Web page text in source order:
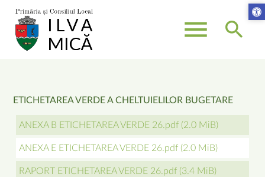
menu search
ETICHETAREA VERDE A CHELTUIELILOR BUGETARE
ANEXA B ETICHETAREA VERDE 26.pdf (2.0 MiB)
ANEXA E ETICHETAREA VERDE 26.pdf (2.0 MiB)
RAPORT ETICHETAREA VERDE 26.pdf (3.4 MiB)